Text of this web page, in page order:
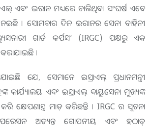
ଏବଂ ଇରାନ ମଧ୍ୟରେ ଚାଲିଥିବା ସଂଘର୍ଷ ଏବେ
। ସୋମବାର ଦିନ ଇରାନର ସେନା ବାହିନୀ
ଗାର୍ଡ କର୍ପସ’ (IRGC) ପକ୍ଷରୁ ଏକ
।
ଯେ, ସେମାନେ ଇସ୍ରାଏଲ୍ ପ୍ରଧାନମନ୍ତ୍ରୀ
କାର୍ଯ୍ୟାଳୟ ଏବଂ ଇସ୍ରାଏଲ୍ ବାୟୁସେନା ମୁଖ୍ୟଙ୍କ
କ୍ଷେପଣାସ୍ତ୍ର ମାଡ଼ କରିଛନ୍ତି । IRGC ର ସୂଚନା
ଅତ୍ୟନ୍ତ ଗୋପନୀୟ ଏବଂ ହଠାତ୍